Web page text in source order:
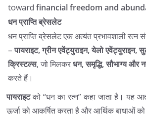
toward financial freedom and
धन प्राप्ति ब्रेसलेट
धन प्राप्ति ब्रेसलेट एक अत्यंत प्रभावशाली रत्न
–पायराइट, ग्रीन एवेंट्युराइन, येलो एवेंट्युराइन,
क्रिस्टल्स, जो मिलकरधन, समृद्धि, सौभाग्य और
करते हैं।
पायराइटको “धन का रत्न” कहा जाता है। यह
ऊर्जा को आकर्षित करता है और आर्थिक बाधाओं